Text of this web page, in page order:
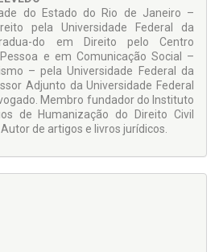
do Estado do Rio de Janeiro –
pela Universidade Federal da
do em Direito pelo Centro
e em Comunicação Social –
– pela Universidade Federal da
Adjunto da Universidade Federal
Membro funda­dor do Instituto
de Humanização do Direito Civil
de artigos e livros jurídicos.